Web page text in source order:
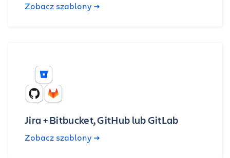
Zobacz szablony
Jira + Bitbucket, GitHub lub GitLab
Zobacz szablony